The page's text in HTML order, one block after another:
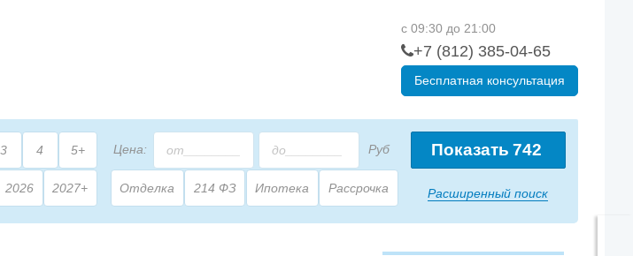
с 09:30 до 21:00
+7 (812) 385-04-65
Бесплатная консультация
Показать 742
Расширенный поиск
3 4 5+ Цена: Руб
2026 2027+ Отделка 214 ФЗ Ипотека Рассрочка
2